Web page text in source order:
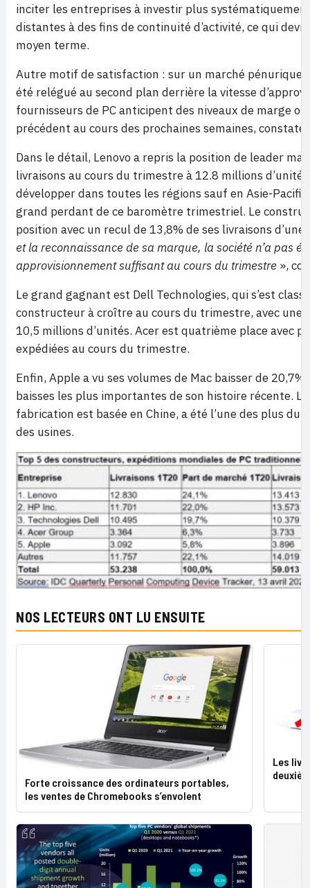
inciter les entreprises à investir plus
distantes à des fins de continuité d’activité, ce qui
moyen terme.
Autre motif de satisfaction : sur un marché pénurique,
été relégué au second plan derrière la vitesse
fournisseurs de PC anticipent des niveaux de marge
précédent au cours des prochaines semaines, constate
Dans le détail, Lenovo a repris la position de leader
livraisons au cours du trimestre à 12.8 millions
développer dans toutes les régions sauf en Asie-
grand perdant de ce baromètre trimestriel. Le
position avec un recul de 13,8% de ses livraisons
et la reconnaissance de sa marque, la société n’a pas
approvisionnement suffisant au cours du trimestre »,
Le grand gagnant est Dell Technologies, qui s’est
constructeur à croître au cours du trimestre, avec une
10,5 millions d’unités. Acer est quatrième place avec
expédiées au cours du trimestre.
Enfin, Apple a vu ses volumes de Mac baisser de 20,7%
baisses les plus importantes de son histoire récente.
fabrication est basée en Chine, a été l’une des plus
des usines.
NOS LECTEURS ONT LU ENSUITE
Forte croissance des ordinateurs portables,
les ventes de Chromebooks s’envolent
Les